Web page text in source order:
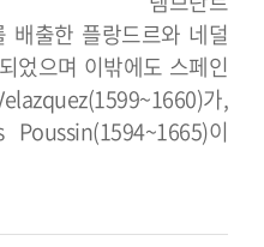
출한 플랑드르와 네덜
었으며 이밖에도 스페인
가,
Poussin(1594~1665)이